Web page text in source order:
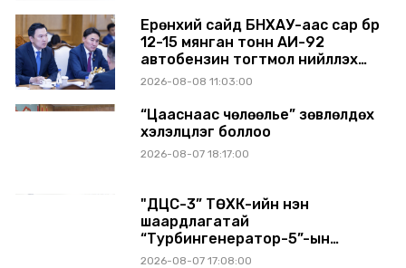
БАЙНА
Ерөнхий сайд БНХАУ-аас сар бүр
12-15 мянган тонн АИ-92
автобензин тогтмол нийлүүлэх
хүсэлт тавилаа
2026-08-08 11:03:00
“Цааснаас чөлөөлье” зөвлөлдөх
хэлэлцүүлэг боллоо
2026-08-07 18:17:00
"ДЦС-3” ТӨХК-ийн нэн
шаардлагатай
“Турбингенератор-5”-ын
шинэчлэлийн төсвийг
2026-08-07 17:08:00